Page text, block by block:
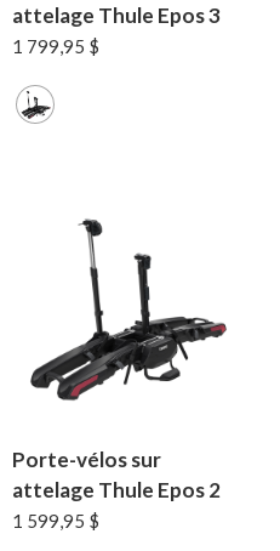
attelage Thule Epos 3
1 799,95 $
Porte-vélos sur
attelage Thule Epos 2
1 599,95 $